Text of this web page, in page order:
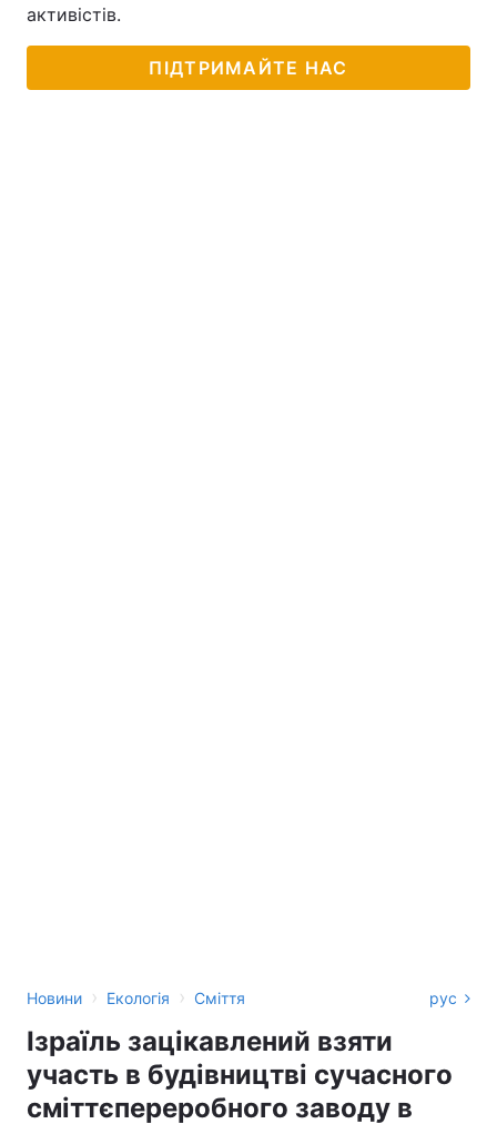
активістів.
ПІДТРИМАЙТЕ НАС
Новини › Екологія › Сміття рус
Ізраїль зацікавлений взяти
участь в будівництві сучасного
сміттєпереробного заводу в